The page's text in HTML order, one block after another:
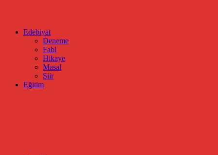
Edebiyat
Deneme
Fabl
Hikaye
Masal
Şiir
Eğitim